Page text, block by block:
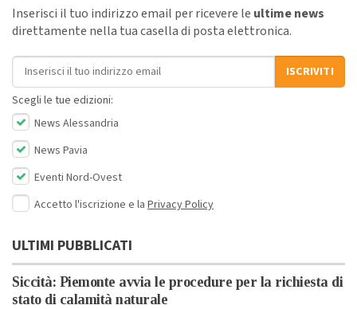
Inserisci il tuo indirizzo email per ricevere le ultime news
direttamente nella tua casella di posta elettronica.
Indirizzo email
ISCRIVITI
Scegli le tue edizioni:
News Alessandria
News Pavia
Eventi Nord-Ovest
Accetto l'iscrizione e la Privacy Policy
ULTIMI PUBBLICATI
Siccità: Piemonte avvia le procedure per la richiesta di
stato di calamità naturale